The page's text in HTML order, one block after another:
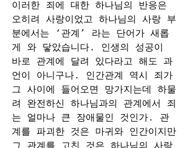
이러한 죄에 대한 하나님의 반응은
오히려 사랑이었고 하나님의 사랑 부
분에서는 ‘관계’ 라는 단어가 새롭
게 와 닿았습니다. 인생의 성공이
바로 관계에 달려 있다라고 해도 과
언이 아니구나. 인간관계 역시 죄가
그 사이에 들어오면 망가지는데 하물
려 완전하신 하나님과의 관계에서 죄
는 얼마나 큰 장애물인 것인가. 관
계를 파괴한 것은 마귀와 인간이지만